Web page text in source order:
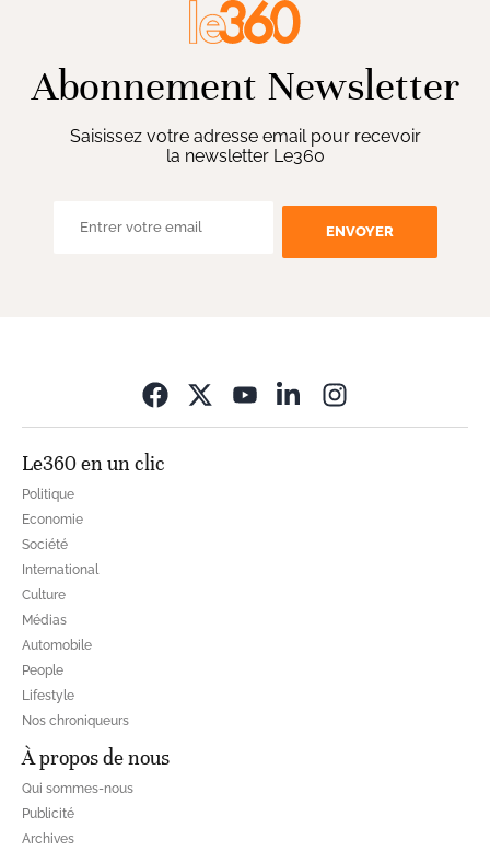
Abonnement Newsletter
Saisissez votre adresse email pour recevoir
la newsletter Le360
ENVOYER
Le360 en un clic
Politique
Economie
Société
International
Culture
Médias
Automobile
People
Lifestyle
Nos chroniqueurs
À propos de nous
Qui sommes-nous
Publicité
Archives